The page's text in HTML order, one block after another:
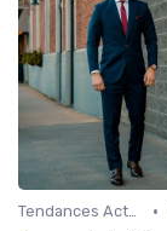
Tendances Actuelles •